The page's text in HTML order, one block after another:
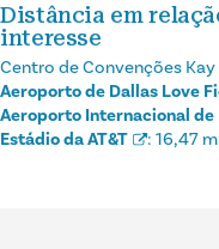
Distância em
interesse
Centro de Convenções
Aeroporto de Dallas Love
Aeroporto Internacional de
Estádio da AT&T
: 16,47